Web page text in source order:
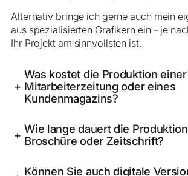
Alternativ bringe ich gerne auch mein
aus spezialisierten Grafikern ein – je
Ihr Projekt am sinnvollsten ist.
+
Was kostet die Produktion einer
Mitarbeiterzeitung oder eines
Kundenmagazins?
+ Wie lange dauert die
Broschüre oder Zeitschrift?
Können Sie auch digitale